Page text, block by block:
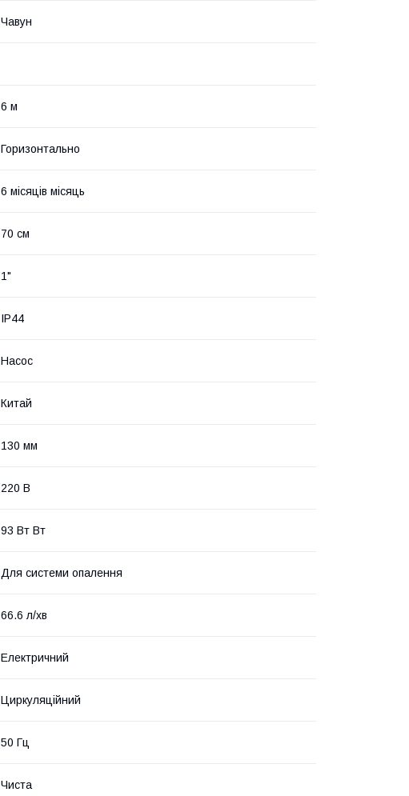
Чавун
6 м
Горизонтально
6 місяців місяць
70 см
1"
IP44
Насос
Китай
130 мм
220 В
93 Вт Вт
Для системи опалення
66.6 л/хв
Електричний
Циркуляційний
50 Гц
Чиста